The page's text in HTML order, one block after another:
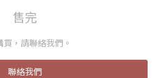
售完
買，請聯絡我們。
聯絡我們